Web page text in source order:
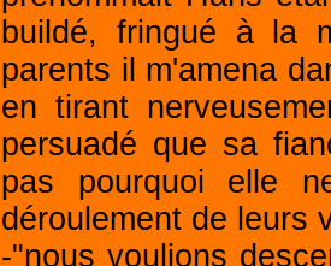
buildé, fringué à la
parents il m'amena
en tirant
persuadé que sa
pas pourquoi elle
déroulement de leurs
-"nous voulions